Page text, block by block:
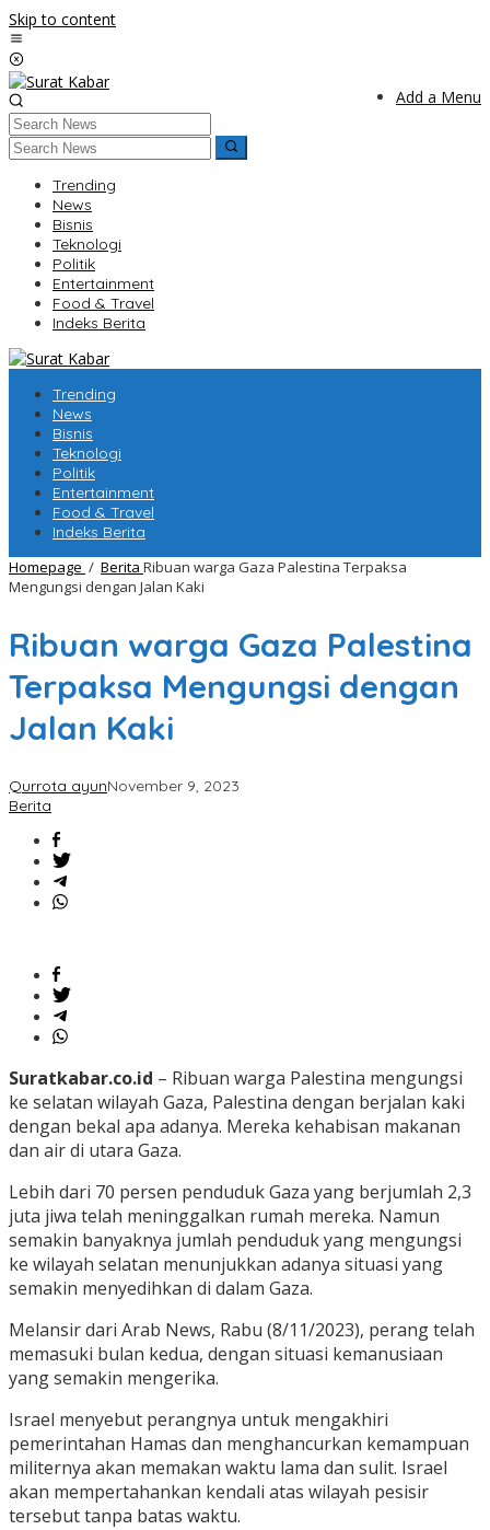
Skip to content
Add a Menu
Trending
News
Bisnis
Teknologi
Politik
Entertainment
Food & Travel
Indeks Berita
Trending
News
Bisnis
Teknologi
Politik
Entertainment
Food & Travel
Indeks Berita
Homepage / Berita Ribuan warga Gaza Palestina Terpaksa
Mengungsi dengan Jalan Kaki
Ribuan warga Gaza Palestina
Terpaksa Mengungsi dengan
Jalan Kaki
Qurrota ayunNovember 9, 2023
Berita
Suratkabar.co.id – Ribuan warga Palestina mengungsi
ke selatan wilayah Gaza, Palestina dengan berjalan kaki
dengan bekal apa adanya. Mereka kehabisan makanan
dan air di utara Gaza.
Lebih dari 70 persen penduduk Gaza yang berjumlah 2,3
juta jiwa telah meninggalkan rumah mereka. Namun
semakin banyaknya jumlah penduduk yang mengungsi
ke wilayah selatan menunjukkan adanya situasi yang
semakin menyedihkan di dalam Gaza.
Melansir dari Arab News, Rabu (8/11/2023), perang telah
memasuki bulan kedua, dengan situasi kemanusiaan
yang semakin mengerika.
Israel menyebut perangnya untuk mengakhiri
pemerintahan Hamas dan menghancurkan kemampuan
militernya akan memakan waktu lama dan sulit. Israel
akan mempertahankan kendali atas wilayah pesisir
tersebut tanpa batas waktu.